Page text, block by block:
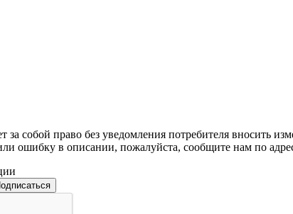
за собой право без уведомления потребителя вносить
ошибку в описании, пожалуйста, сообщите нам по